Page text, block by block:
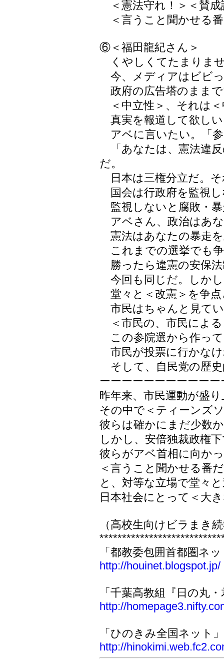
＜憲法守れ！＞＜賛
＜言うこと聞かせる
⑥＜福田龍紀さん＞
くやしくてたまりま
今、メディアはビビ
政府の広告塔のまま
＜中立性＞、それは
真実を報道して欲し
アベに言いたい。「
「あなたは、憲法違
だ。
日本は三権分立だ。
国会は行政府を監視
監視しないと腐敗・
アベさん、政治はあ
憲法はあなたの暴走
これまでの選挙でも
勝ったら違憲の安保
今回も同じだ。しか
堂々と＜改憲＞を争
市民はちゃんと見て
＜市民の、市民によ
この参院選から作っ
市民が投票に行かな
そして、自民党の歴
ーーーーーーーーーー
昨年来、市民運動が盛
その中で＜ティーンズ
彼らは確かにまだ少数
しかし、安倍独裁政権
彼らがアベ首相に向か
＜言うこと聞かせる番
と、対等な立場で堂々
日本社会にとって＜大
（高校生向けビラまき
「都教委包囲首都圏ネ
http://houinet.blogspot.jp/
「千葉高教組『日の丸
http://
「ひのきみ全国ネット
http://